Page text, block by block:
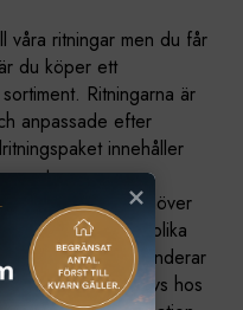
våra ritningar men du får
du köper ett
Ritningarna är
anpassade efter
innehåller
samt en
allt du behöver
sätt. Då olika
rekommenderar
som behövs hos